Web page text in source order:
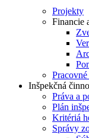
Projekty
Financie
Inšpekčná
Práva a
Plán
Kritériá
Správy